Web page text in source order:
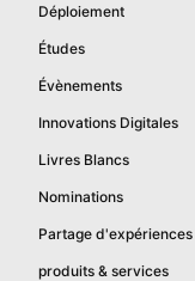
Déploiement
Études
Évènements
Innovations Digitales
Livres Blancs
Nominations
Partage d'expériences
produits & services